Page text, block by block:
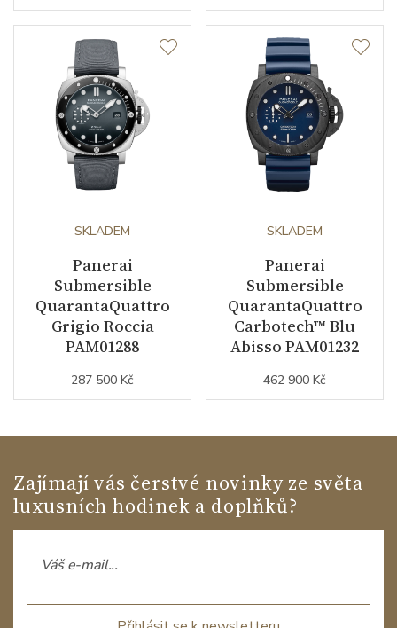
SKLADEM
Panerai
Submersible
QuarantaQuattro
Grigio Roccia
PAM01288
287 500 Kč
SKLADEM
Panerai
Submersible
QuarantaQuattro
Carbotech™ Blu
Abisso PAM01232
462 900 Kč
Zajímají vás čerstvé novinky ze světa
luxusních hodinek a doplňků?